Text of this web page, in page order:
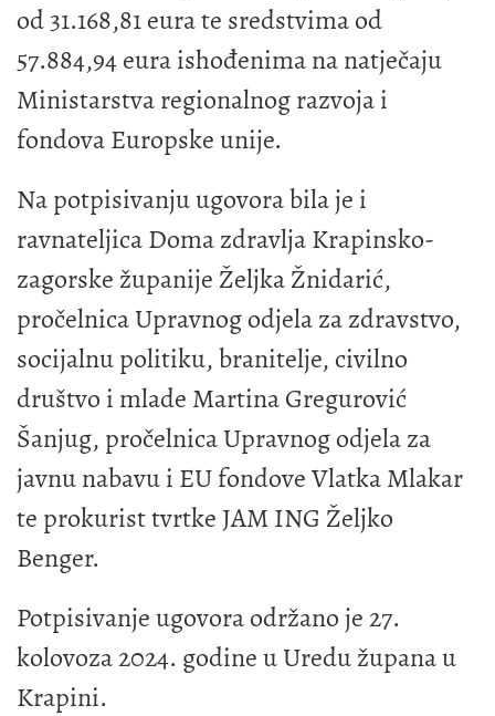
od 31.168,81 eura te sredstvima od
57.884,94 eura ishođenima na natječaju
Ministarstva regionalnog razvoja i
fondova Europske unije.
Na potpisivanju ugovora bila je i
ravnateljica Doma zdravlja Krapinsko-
zagorske županije Željka Žnidarić,
pročelnica Upravnog odjela za zdravstvo,
socijalnu politiku, branitelje, civilno
društvo i mlade Martina Gregurović
Šanjug, pročelnica Upravnog odjela za
javnu nabavu i EU fondove Vlatka Mlakar
te prokurist tvrtke JAM ING Željko
Benger.
Potpisivanje ugovora održano je 27.
kolovoza 2024. godine u Uredu župana u
Krapini.